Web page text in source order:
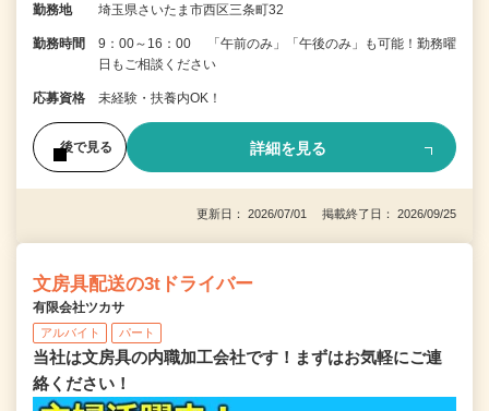
勤務地 埼玉県さいたま市西区三条町32
勤務時間
9：00～16：00 「午前のみ」「午後のみ」も可能！勤務曜
日もご相談ください
応募資格 未経験・扶養内OK！
後で見る 詳細を見る
更新日： 2026/07/01 掲載終了日： 2026/09/25
文房具配送の3tドライバー
有限会社ツカサ
アルバイト パート
当社は文房具の内職加工会社です！まずはお気軽にご連
絡ください！